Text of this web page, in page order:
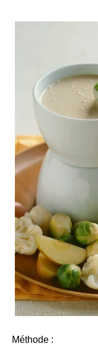
Méthode :